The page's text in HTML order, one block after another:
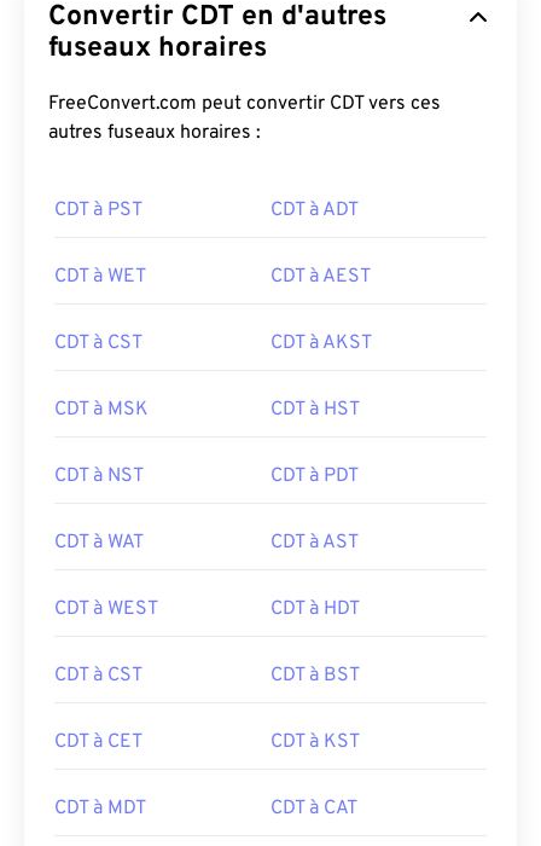
Convertir CDT en d'autres
fuseaux horaires
FreeConvert.com peut convertir CDT vers ces
autres fuseaux horaires :
CDT à PST CDT à ADT
CDT à WET CDT à AEST
CDT à CST CDT à AKST
CDT à MSK CDT à HST
CDT à NST CDT à PDT
CDT à WAT CDT à AST
CDT à WEST CDT à HDT
CDT à CST CDT à BST
CDT à CET CDT à KST
CDT à MDT CDT à CAT